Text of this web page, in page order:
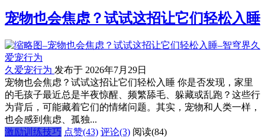
宠物也会焦虑？试试这招让它们轻松入睡
久爱宠行为 发布于 2026年7月29日
宠物也会焦虑？试试这招让它们轻松入睡 你是否发现，家里
的毛孩子最近总是半夜惊醒、频繁舔毛、躲藏或乱跑？这些行
为背后，可能藏着它们的情绪问题。其实，宠物和人类一样，
也会感到焦虑、孤独...
激励训练技巧 点赞(43) 评论(3) 阅读(84)